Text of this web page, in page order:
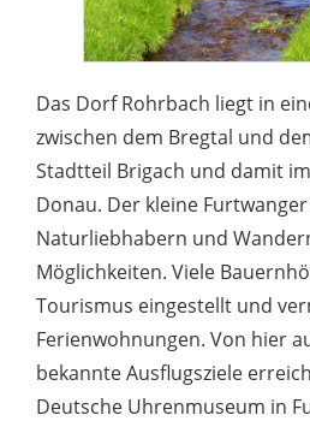
Das Dorf Rohrbach liegt in
zwischen dem Bregtal und
Stadtteil Brigach und damit
Donau. Der kleine
Naturliebhabern und
Möglichkeiten. Viele
Tourismus eingestellt und
Ferienwohnungen. Von hier
bekannte Ausflugsziele
Deutsche Uhrenmuseum in